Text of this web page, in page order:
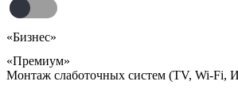
«Бизнес»
«Премиум»
Монтаж слаботочных систем (TV, Wi-Fi,